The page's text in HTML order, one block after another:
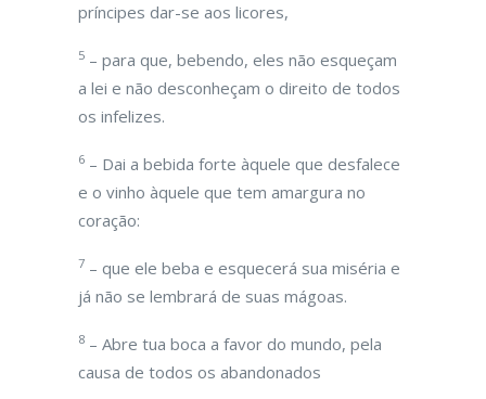
príncipes dar-se aos licores,
5 – para que, bebendo, eles não esqueçam
a lei e não desconheçam o direito de todos
os infelizes.
6 – Dai a bebida forte àquele que desfalece
e o vinho àquele que tem amargura no
coração:
7 – que ele beba e esquecerá sua miséria e
já não se lembrará de suas mágoas.
8 – Abre tua boca a favor do mundo, pela
causa de todos os abandonados